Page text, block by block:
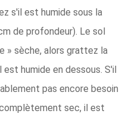
s'il est humide sous la
de profondeur). Le sol
» sèche, alors grattez la
humide en dessous. S'il
pas encore besoin
sec, il est